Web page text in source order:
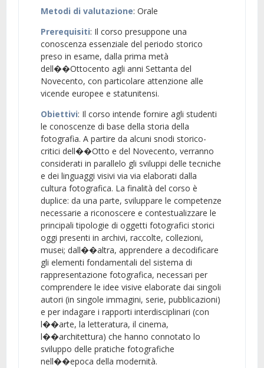
Metodi di valutazione: Orale
Prerequisiti: Il corso presuppone una
conoscenza essenziale del periodo storico
preso in esame, dalla prima metà
dell��Ottocento agli anni Settanta del
Novecento, con particolare attenzione alle
vicende europee e statunitensi.
Obiettivi: Il corso intende fornire agli studenti
le conoscenze di base della storia della
fotografia. A partire da alcuni snodi storico-
critici dell��Otto e del Novecento, verranno
considerati in parallelo gli sviluppi delle tecniche
e dei linguaggi visivi via via elaborati dalla
cultura fotografica. La finalità del corso è
duplice: da una parte, sviluppare le competenze
necessarie a riconoscere e contestualizzare le
principali tipologie di oggetti fotografici storici
oggi presenti in archivi, raccolte, collezioni,
musei; dall��altra, apprendere a decodificare
gli elementi fondamentali del sistema di
rappresentazione fotografica, necessari per
comprendere le idee visive elaborate dai singoli
autori (in singole immagini, serie, pubblicazioni)
e per indagare i rapporti interdisciplinari (con
l��arte, la letteratura, il cinema,
l��architettura) che hanno connotato lo
sviluppo delle pratiche fotografiche
nell��epoca della modernità.